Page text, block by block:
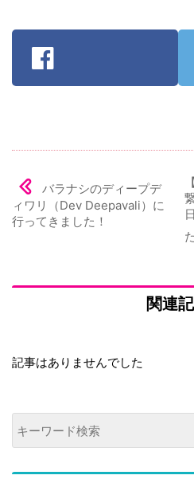
バラナシのディープデ
ィワリ（Dev Deepavali）に
行ってきました！
関連
記事はありませんでした